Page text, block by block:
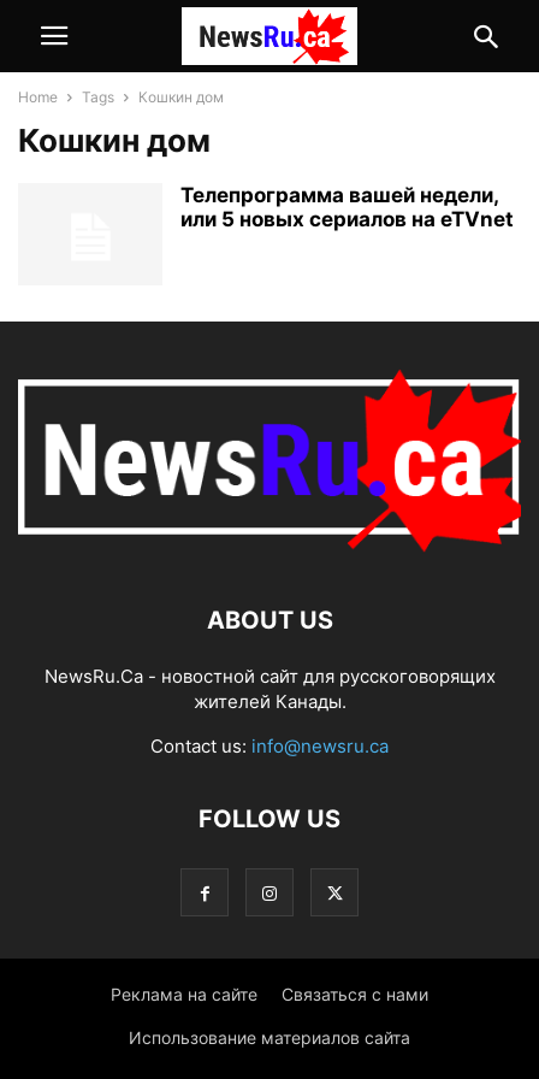
Home Tags Кошкин дом
Кошкин дом
Телепрограмма вашей недели,
или 5 новых сериалов на eTVnet
ABOUT US
NewsRu.Ca - новостной сайт для русскоговорящих
жителей Канады.
Contact us: info@newsru.ca
FOLLOW US
Реклама на сайте Связаться с нами
Использование материалов сайта